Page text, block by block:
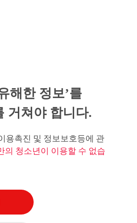
해한 정보’를
거쳐야 합니다.
용촉진 및 정보보호등에 관
의 청소년이 이용할 수 없습